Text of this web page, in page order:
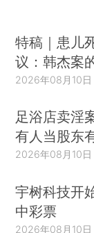
特稿｜患儿
议：韩杰案
2026年08月10日
足浴店卖淫
有人当股东
2026年08月10日
宇树科技开
中彩票
2026年08月10日